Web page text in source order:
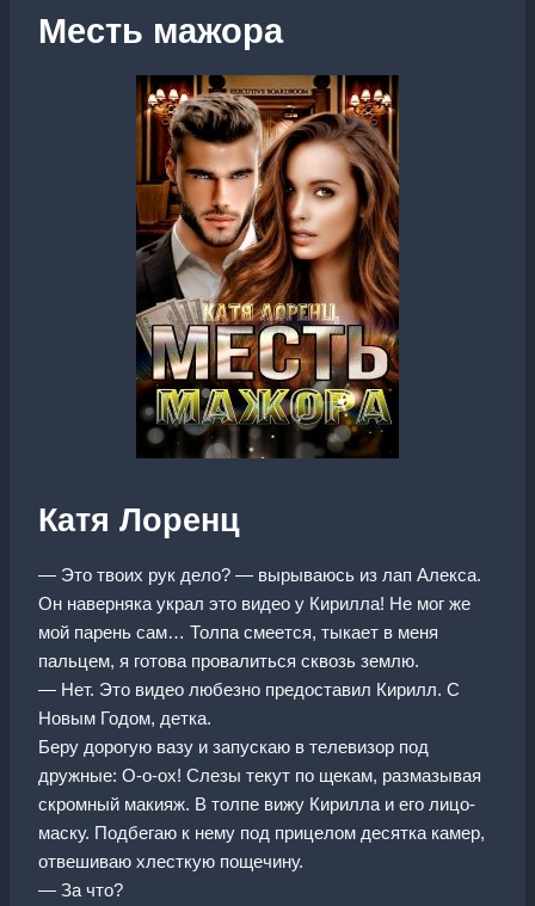
Месть мажора
Катя Лоренц
— Это твоих рук дело? — вырываюсь из лап Алекса.
Он наверняка украл это видео у Кирилла! Не мог же
мой парень сам… Толпа смеется, тыкает в меня
пальцем, я готова провалиться сквозь землю.
— Нет. Это видео любезно предоставил Кирилл. С
Новым Годом, детка.
Беру дорогую вазу и запускаю в телевизор под
дружные: О-о-ох! Слезы текут по щекам, размазывая
скромный макияж. В толпе вижу Кирилла и его лицо-
маску. Подбегаю к нему под прицелом десятка камер,
отвешиваю хлесткую пощечину.
— За что?